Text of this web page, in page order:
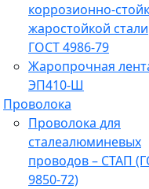
коррозионно-
жаростойкой стали
ГОСТ 4986-79
Жаропрочная
ЭП410-Ш
Проволока
Проволока для
сталеалюминевых
проводов – СТАП
9850-72)